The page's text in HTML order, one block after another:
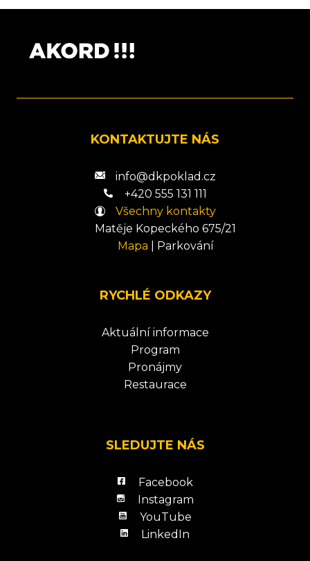
KONTAKTUJTE NÁS
info@dkpoklad.cz
+420 555 131 111
Všechny kontakty
Matěje Kopeckého 675/21
Mapa
Parkování
RYCHLÉ ODKAZY
Aktuální informace
Program
Pronájmy
Restaurace
SLEDUJTE NÁS
Facebook
Instagram
YouTube
LinkedIn